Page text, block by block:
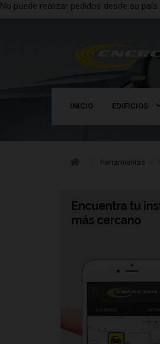
No puede realizar pedidos desde su país.
INICIO EDIFICIOS
Herramientas